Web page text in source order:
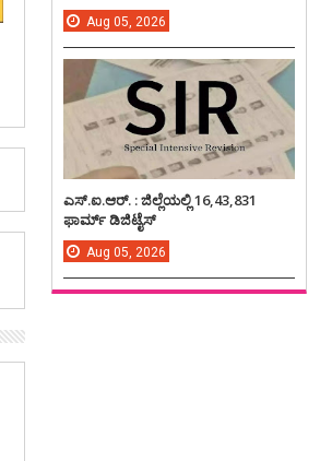
Aug 05, 2026
ಎಸ್.ಐ.ಆರ್. : ಜಿಲ್ಲೆಯಲ್ಲಿ 16,43,831
ಫಾರ್ಮ್ ಡಿಜಿಟೈಸ್
Aug 05, 2026